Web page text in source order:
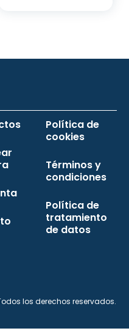
Política de
cookies
Términos y
condiciones
Política de
tratamiento
de datos
los derechos reservados.